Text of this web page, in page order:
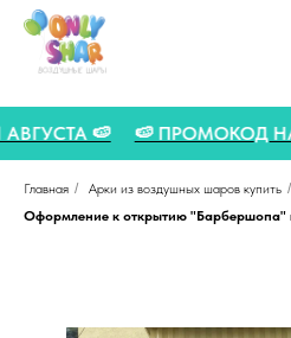
31 АВГУСТА 🍉 🍉
Главная / Арки из воздушных шаров купить /
Оформление к открытию